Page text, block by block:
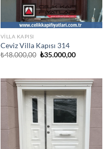
VILLA KAPISI
Ceviz Villa Kapısı 314
₺48.000,00 Orijinal
₺35.000,00Şu